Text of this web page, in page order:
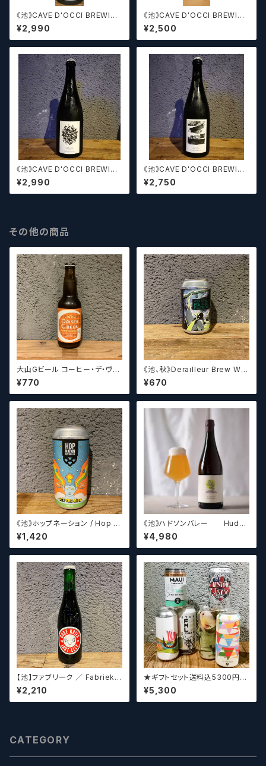
《池》CAVE D'OCCI BREWING
Pinot Noirカーブドッチブルー
イング
¥2,990
《池》CAVE D'OCCI BREWING
La Terre カーブドッチブルーイ
ング
¥2,500
《池》CAVE D'OCCI BREWING
カーブドッチブルーイング Alc
himiste 2023
¥2,990
《池》CAVE D'OCCI BREWING
カーブドッチブルーイング La
Mer
¥2,750
その他の商品
大山Gビール コーヒー・デ・ヴァ
イス【クラフトビール】
¥770
《池、秋》Derailleur Brew Wor
ks ANONYMOUS BREWH
OLIC FOUNDATION ディ
レイラブリューワークス
¥670
《池》ホップネーション / Hop N
ation Get The Gist
¥1,420
《池》ハドソンバレー Hudso
n Valley Blossom
¥4,980
【池】ファブリーク ／ Fabriek
Oude Kriek Jart - Elle 37
5ml
¥2,210
★ギフトセット送料込5300円★
（お好みに合わせて4～5本チョ
イスさせていただきます）【クラフ
トビール】
¥5,300
CATEGORY